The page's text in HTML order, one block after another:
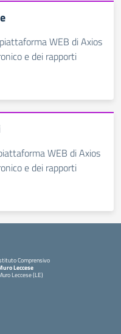
WEB di Axios
e dei rapporti
WEB di Axios
e dei rapporti
Comprensivo
Leccese
Leccese (LE)